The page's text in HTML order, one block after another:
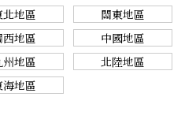
北地區
關東地區
西地區
中國地區
州地區
北陸地區
海地區